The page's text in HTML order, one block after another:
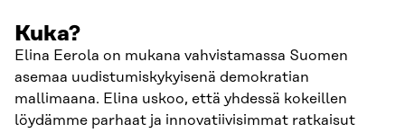
Kuka?
Elina Eerola on mukana vahvistamassa Suomen
asemaa uudistumiskykyisenä demokratian
mallimaana. Elina uskoo, että yhdessä kokeillen
löydämme parhaat ja innovatiivisimmat ratkaisut